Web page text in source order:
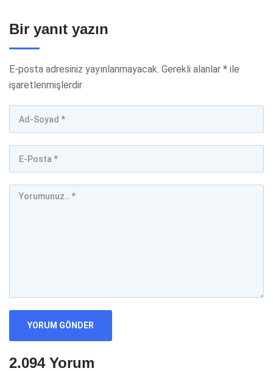
Bir yanıt yazın
E-posta adresiniz yayınlanmayacak. Gerekli alanlar * ile
işaretlenmişlerdir
2.094 Yorum